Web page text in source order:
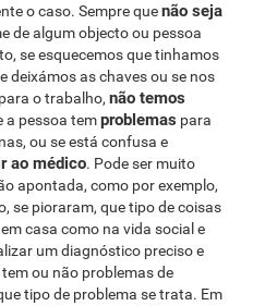
o caso. Sempre quenão seja
de algum objecto ou pessoa
se esquecemos que tinhamos
deixámos as chaves ou se nos
o trabalho,não temos
a pessoa temproblemas para
ou se está confusa e
ao médico. Pode ser muito
apontada, como por exemplo,
se pioraram, que tipo de coisas
casa como na vida social e
um diagnóstico preciso e
ou não problemas de
tipo de problema se trata. Em